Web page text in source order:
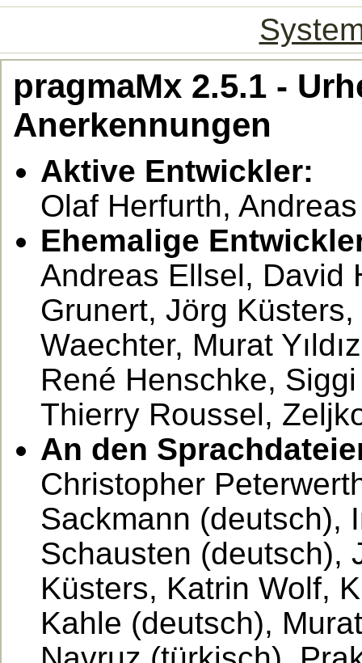
pragmaMx 2.5.1 -
Anerkennungen
Aktive Entwickler:
Olaf Herfurth,
Ehemalige
Andreas Ellsel, David
Grunert, Jörg
Waechter, Murat
René Henschke,
Thierry Roussel,
An den
Christopher
Sackmann (deutsch),
Schausten (deutsch),
Küsters, Katrin Wolf,
Kahle (deutsch),